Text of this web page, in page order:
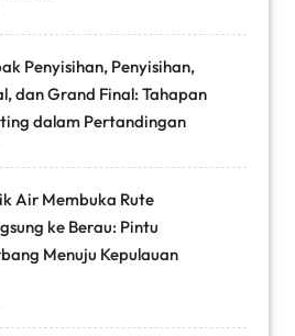
Penyisihan, Penyisihan,
dan Grand Final: Tahapan
dalam Pertandingan
Air Membuka Rute
ke Berau: Pintu
Menuju Kepulauan